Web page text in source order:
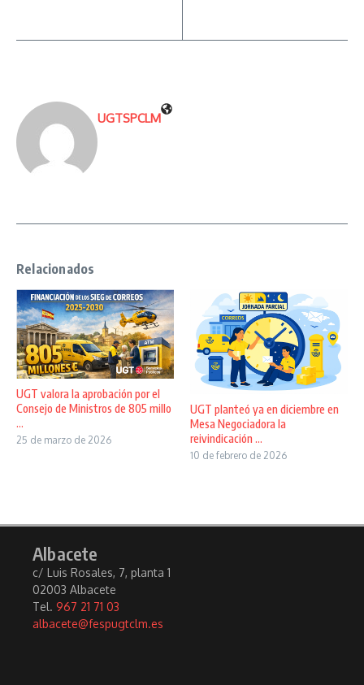
UGTSPCLM
Relacionados
UGT valora la aprobación por el
Consejo de Ministros de 805 millo
...
25 de marzo de 2026
UGT planteó ya en diciembre en
Mesa Negociadora la
reivindicación ...
10 de febrero de 2026
Albacete
c/ Luis Rosales, 7, planta 1
02003 Albacete
Tel. 967 21 71 03
albacete@fespugtclm.es